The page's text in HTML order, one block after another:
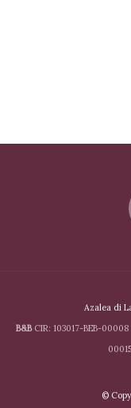
Azalea di
B&BCIR: 103017-BEB-00008
©